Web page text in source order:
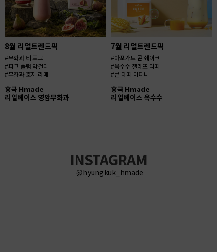
8월 리얼트렌드픽
#무화과 티 포그
#피그 플럼 막걸리
#무화과 호지 라떼
흥국 Hmade
리얼베이스 영암무화과
7월 리얼트렌드픽
#아포가토 콘 쉐이크
#옥수수 젤라또 라떼
#콘 라떼 마티니
흥국 Hmade
리얼베이스 옥수수
INSTAGRAM
@hyungkuk_hmade